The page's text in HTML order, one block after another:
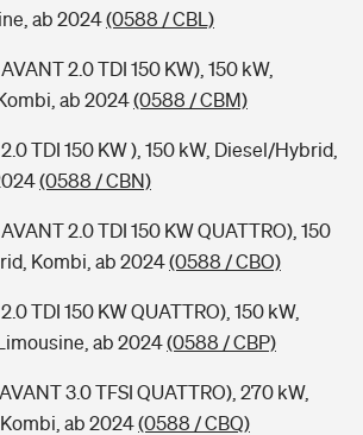
ab 2024(0588 / CBL)
2.0 TDI 150 KW), 150 kW,
ab 2024(0588 / CBM)
TDI 150 KW ), 150 kW, Diesel/Hybrid,
(0588 / CBN)
2.0 TDI 150 KW QUATTRO), 150
Kombi, ab 2024(0588 / CBO)
TDI 150 KW QUATTRO), 150 kW,
ab 2024(0588 / CBP)
3.0 TFSI QUATTRO), 270 kW,
ab 2024(0588 / CBQ)